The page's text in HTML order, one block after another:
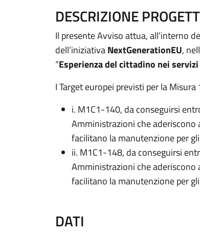
DESCRIZIONE
Il presente Avviso attua, all’interno
dell’iniziativaNextGenerationEU,
“Esperienza del cittadino nei
I Target europei previsti per la
i. M1C1-140, da conseguirsi
Amministrazioni che aderiscono
facilitano la manutenzione per
ii. M1C1-148, da conseguirsi
Amministrazioni che aderiscono
facilitano la manutenzione per
DATI